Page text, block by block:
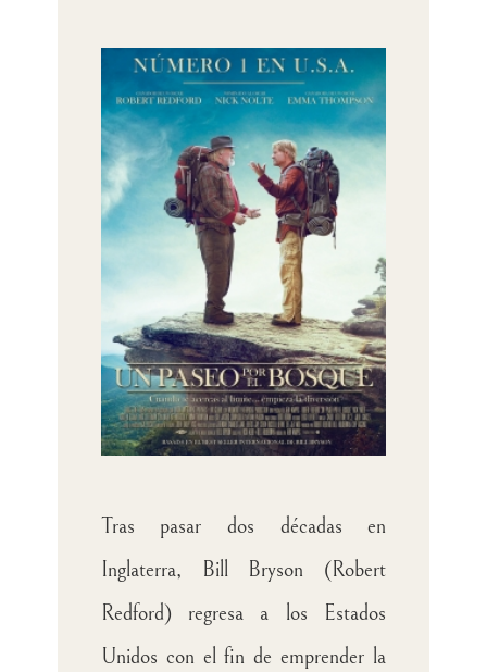
Tras pasar dos décadas en
Inglaterra, Bill Bryson (Robert
Redford) regresa a los Estados
Unidos con el fin de emprender la